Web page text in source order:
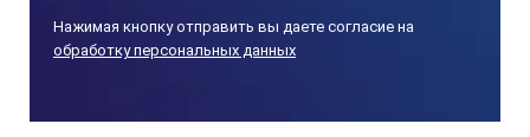
Нажимая кнопку отправить вы даете согласие на
обработку персональных данных